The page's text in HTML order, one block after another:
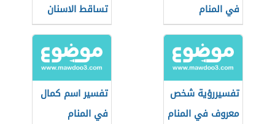
في المنام
تساقط الاسنان
تفسيررؤية شخص
معروف في المنام
تفسير اسم كمال
في المنام